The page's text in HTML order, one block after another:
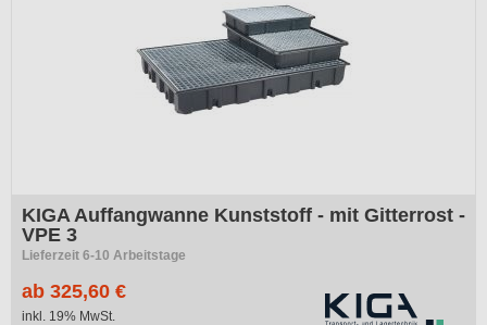
KIGA Auffangwanne Kunststoff - mit Gitterrost -
VPE 3
Lieferzeit 6-10 Arbeitstage
ab 325,60 €
inkl. 19% MwSt.